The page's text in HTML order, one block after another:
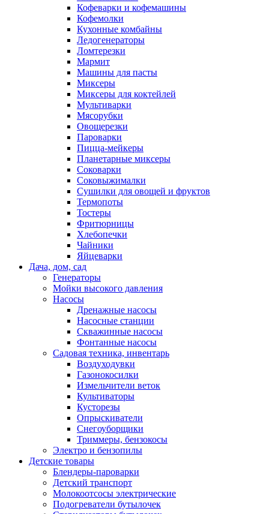
Кофеварки и кофемашины
Кофемолки
Кухонные комбайны
Ледогенераторы
Ломтерезки
Мармит
Машины для пасты
Миксеры
Миксеры для коктейлей
Мультиварки
Мясорубки
Овощерезки
Пароварки
Пицца-мейкеры
Планетарные миксеры
Соковарки
Соковыжималки
Сушилки для овощей и фруктов
Термопоты
Тостеры
Фритюрницы
Хлебопечки
Чайники
Яйцеварки
Дача, дом, сад
Генераторы
Мойки высокого давления
Насосы
Дренажные насосы
Насосные станции
Скважинные насосы
Фонтанные насосы
Садовая техника, инвентарь
Воздуходувки
Газонокосилки
Измельчители веток
Культиваторы
Кусторезы
Опрыскиватели
Снегоуборщики
Триммеры, бензокосы
Электро и бензопилы
Детские товары
Блендеры-пароварки
Детский транспорт
Молокоотсосы электрические
Подогреватели бутылочек